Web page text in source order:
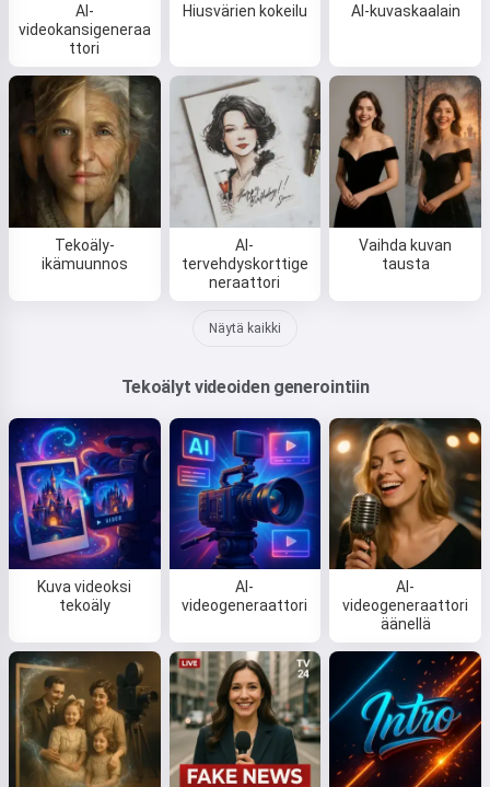
AI-
videokansigeneraa
ttori
Hiusvärien kokeilu AI-kuvaskaalain
Tekoäly-
ikämuunnos
AI-
tervehdyskorttige
neraattori
Vaihda kuvan
tausta
Näytä kaikki
Tekoälyt videoiden generointiin
Kuva videoksi
tekoäly
AI-
videogeneraattori
AI-
videogeneraattori
äänellä